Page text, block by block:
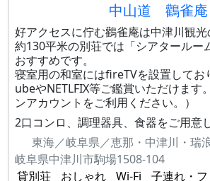
中山道 鸛雀庵
好アクセスに佇む鸛雀庵は中津川観光
約130平米の別荘では「シアタールー
おすすめです。
寝室用の和室にはfireTVを設置してお
ubeやNETLFIX等ご鑑賞いただけます
ンアカウントをご利用ください。）
2口コンロ、調理器具、食器をご用意
東海／岐阜県／恵那・中津川・瑞
岐阜県中津川市駒場1508-104
貸別荘
おしゃれ Wi-Fi 子連れ・